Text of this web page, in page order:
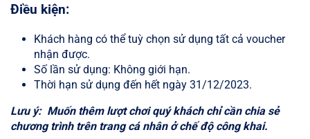
Điều kiện:
Khách hàng có thể tuỳ chọn sử dụng tất cả voucher
nhận được.
Số lần sử dụng: Không giới hạn.
Thời hạn sử dụng đến hết ngày 31/12/2023.
Lưu ý: Muốn thêm lượt chơi quý khách chỉ cần chia sẻ
chương trình trên trang cá nhân ở chế độ công khai.